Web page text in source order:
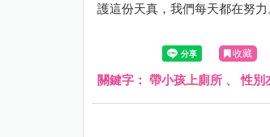
護這份天真，我們每天都在努力
收藏
關鍵字： 帶小孩上廁所 、性別